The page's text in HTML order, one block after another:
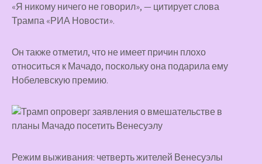
«Я никому ничего не говорил», — цитирует слова
Трампа «РИА Новости».
Он также отметил, что не имеет причин плохо
относиться к Мачадо, поскольку она подарила ему
Нобелевскую премию.
Режим выживания: четверть жителей Венесуэлы